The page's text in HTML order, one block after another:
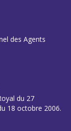
des Agents
du 27
18 octobre 2006.